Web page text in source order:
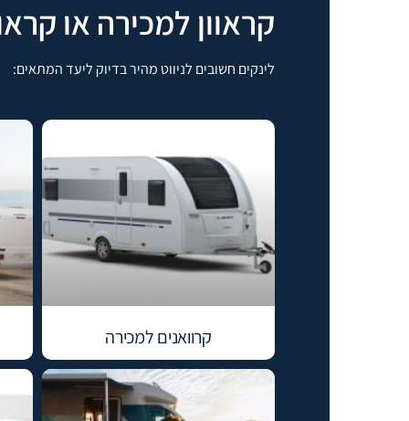
קראוון למכירה או
לינקים חשובים לניווט מהיר בדיוק ליעד המתאים:
קרוואנים למכירה